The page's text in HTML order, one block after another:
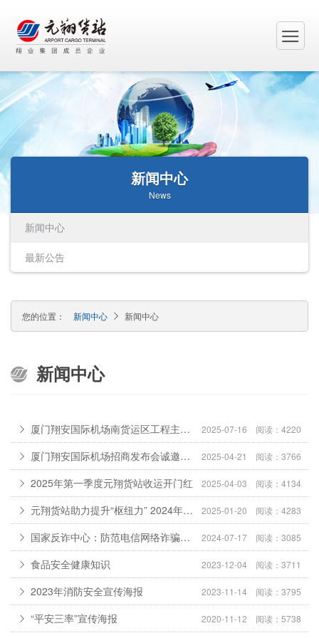
新闻中心
News
新闻中心
最新公告
您的位置： 新闻中心 新闻中心
新闻中心
厦门翔安国际机场南货运区工程主体结构顺利封顶 2025-07-16 阅读：4220
厦门翔安国际机场招商发布会诚邀您莅临！ 2025-04-21 阅读：3766
2025年第一季度元翔货站收运开门红 2025-04-03 阅读：4134
元翔货站助力提升“枢纽力” 2024年进出港货量再创新高 2025-01-20 阅读：4283
国家反诈中心：防范电信网络诈骗宣传手册 2024-07-17 阅读：3085
食品安全健康知识 2023-12-04 阅读：3711
2023年消防安全宣传海报 2023-11-14 阅读：3795
“平安三率”宣传海报 2020-11-12 阅读：5738